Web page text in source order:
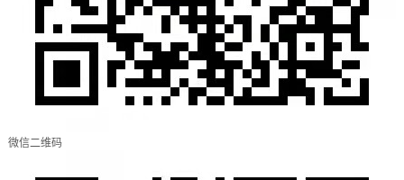
微信二维码